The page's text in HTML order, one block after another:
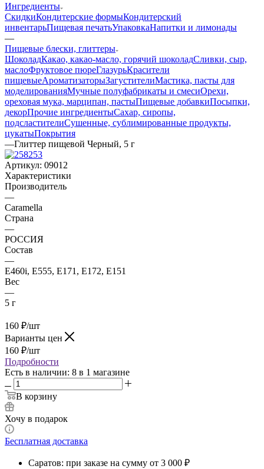
Ингредиенты
СкидкиКондитерские формыКондитерский
инвентарьПищевая печатьУпаковкаНапитки и лимонады
—
Пищевые блески, глиттеры
ШоколадКакао, какао-масло, горячий шоколадСливки, сыр,
маслоФруктовое пюреГлазурьКрасители
пищевыеАроматизаторыЗагустителиМастика, пасты для
моделированияМучные полуфабрикаты и смесиОрехи,
ореховая мука, марципан, пастыПищевые добавкиПосыпки,
декорПрочие ингредиентыСахар, сиропы,
подсластителиСушенные, сублимированные продукты,
цукатыПокрытия
—Глиттер пищевой Черный, 5 г
Артикул: 09012
Характеристики
Производитель
—
Caramella
Страна
—
РОССИЯ
Состав
—
Е460i, Е555, Е171, Е172, E151
Вес
—
5 г
160 ₽/шт
Варианты цен
160 ₽/шт
Подробности
Есть в наличии: 8 в 1 магазине
В корзину
Хочу в подарок
Бесплатная доставка
Саратов: при заказе на сумму от 3 000 ₽